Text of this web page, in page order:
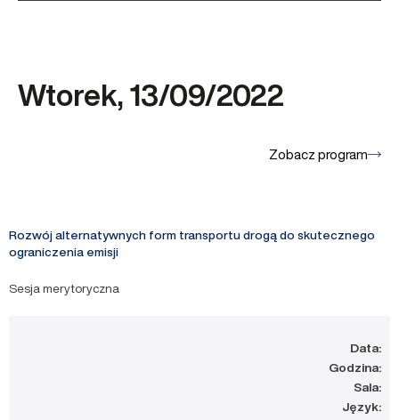
Wtorek, 13/09/2022
Zobacz program
Rozwój alternatywnych form transportu drogą do skutecznego
ograniczenia emisji
Sesja merytoryczna
Data:
Godzina:
Sala:
Język: